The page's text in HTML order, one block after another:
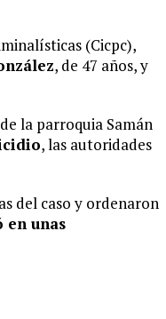
(Cicpc),
, de 47 años, y
la parroquia Samán
, las autoridades
del caso y ordenaron
unas